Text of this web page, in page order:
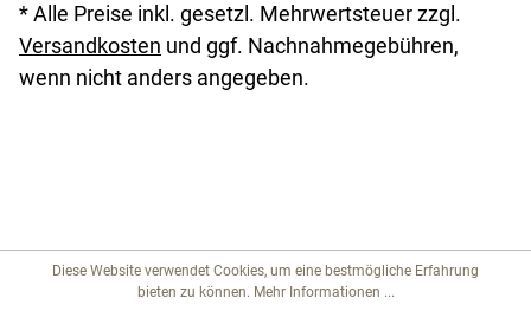
* Alle Preise inkl. gesetzl. Mehrwertsteuer zzgl.
Versandkosten und ggf. Nachnahmegebühren,
wenn nicht anders angegeben.
Diese Website verwendet Cookies, um eine bestmögliche Erfahrung
bieten zu können. Mehr Informationen ...